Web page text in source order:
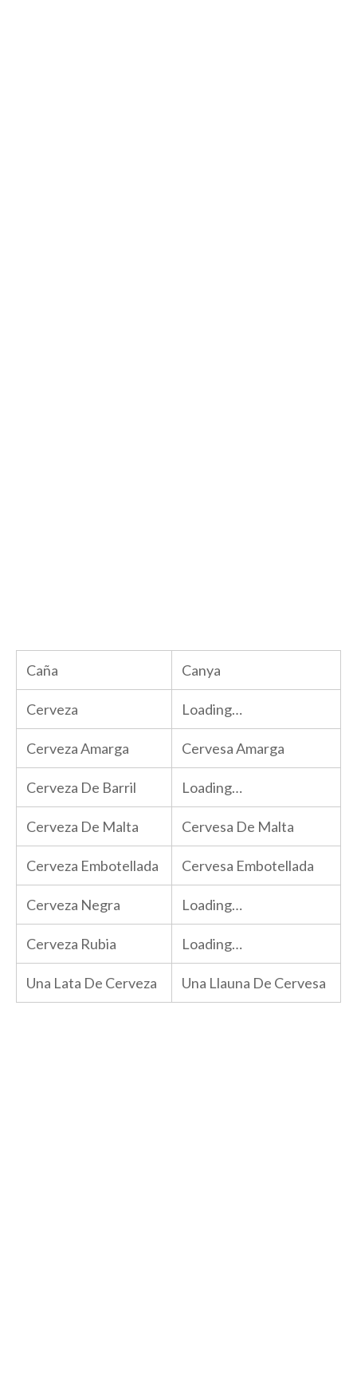
Caña Canya
Cerveza Loading…
Cerveza Amarga Cervesa Amarga
Cerveza De Barril Loading…
Cerveza De Malta Cervesa De Malta
Cerveza Embotellada Cervesa Embotellada
Cerveza Negra Loading…
Cerveza Rubia Loading…
Una Lata De Cerveza Una Llauna De Cervesa